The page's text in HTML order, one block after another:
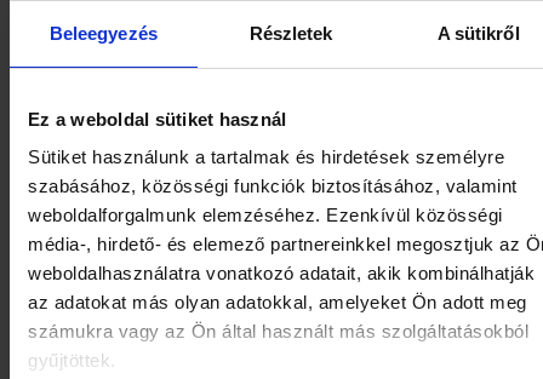
Beleegyezés Részletek A sütikről
Ez a weboldal sütiket használ
Sütiket használunk a tartalmak és hirdetések személyre
szabásához, közösségi funkciók biztosításához, valamint
weboldalforgalmunk elemzéséhez. Ezenkívül közösségi
média-, hirdető- és elemező partnereinkkel megosztjuk az
weboldalhasználatra vonatkozó adatait, akik kombinálhatják
az adatokat más olyan adatokkal, amelyeket Ön adott meg
számukra vagy az Ön által használt más szolgáltatásokból
gyűjtöttek.
Ha ezek a kúrák nem hoznak eredményt, szükségessé
lehetségesek:
A méhszájsebecsetelésehámroncsoló
készítménnyel. Általában többszöri ismétlés is
szükséges a sikeresnek mondható kezeléshez.
Lézeres, vagy fagyasztásos technikával
történő eltávolítás.
Konizáció végzése(„loop”,- vagyhideg késes
konizáció).Az előbbi során egy elektromos
hurokkal történik az ectropium kimetszése. Ez